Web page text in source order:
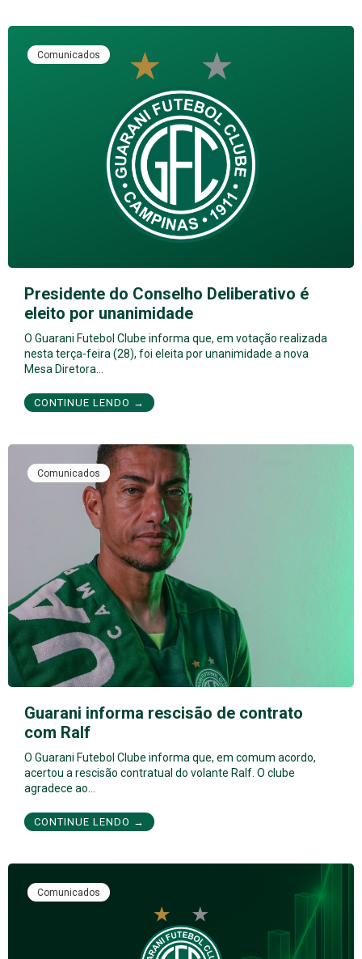
Comunicados
Presidente do Conselho Deliberativo é
eleito por unanimidade
O Guarani Futebol Clube informa que, em votação realizada
nesta terça-feira (28), foi eleita por unanimidade a nova
Mesa Diretora…
CONTINUE LENDO →
Comunicados
Guarani informa rescisão de contrato
com Ralf
O Guarani Futebol Clube informa que, em comum acordo,
acertou a rescisão contratual do volante Ralf. O clube
agradece ao…
CONTINUE LENDO →
Comunicados